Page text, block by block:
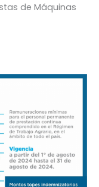
de Máquinas